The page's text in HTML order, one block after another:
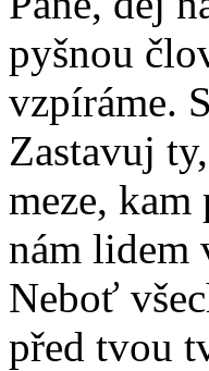
pyšnou
vzpíráme.
Zastavuj
meze, kam
nám lidem
Neboť
před tvou